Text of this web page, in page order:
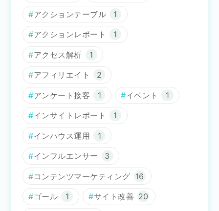
アクションテーブル 1
アクションレポート 1
アクセス解析 1
アフィリエイト 2
アンケート接客 1 イベント 1
インサイトレポート 1
インハウス運用 1
インフルエンサー 3
コンテンツマーケティング 16
ゴール 1 サイト改善 20